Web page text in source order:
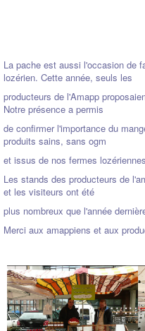
La pache est aussi l'occasion de
lozérien. Cette année, seuls les
producteurs de l'Amapp
Notre présence a permis
de confirmer l'importance du
produits sains, sans ogm
et issus de nos fermes
Les stands des producteurs de
et les visiteurs ont été
plus nombreux que l'année
Merci aux amappiens et aux